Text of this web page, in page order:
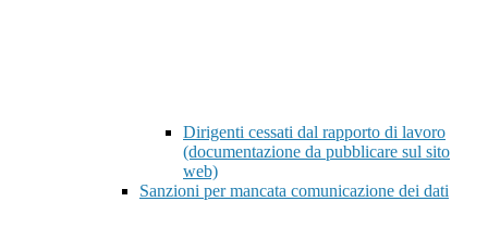
Dirigenti cessati dal rapporto di lavoro
(documentazione da pubblicare sul sito
web)
Sanzioni per mancata comunicazione dei dati